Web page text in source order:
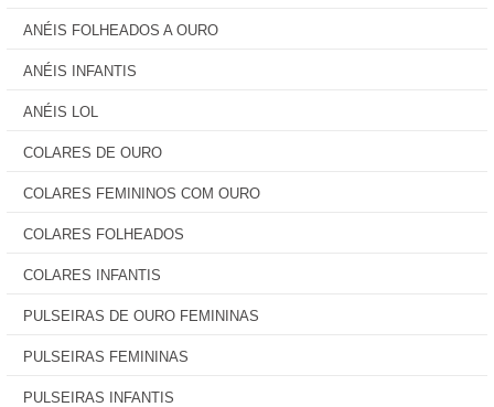
ANÉIS FOLHEADOS A OURO
ANÉIS INFANTIS
ANÉIS LOL
COLARES DE OURO
COLARES FEMININOS COM OURO
COLARES FOLHEADOS
COLARES INFANTIS
PULSEIRAS DE OURO FEMININAS
PULSEIRAS FEMININAS
PULSEIRAS INFANTIS